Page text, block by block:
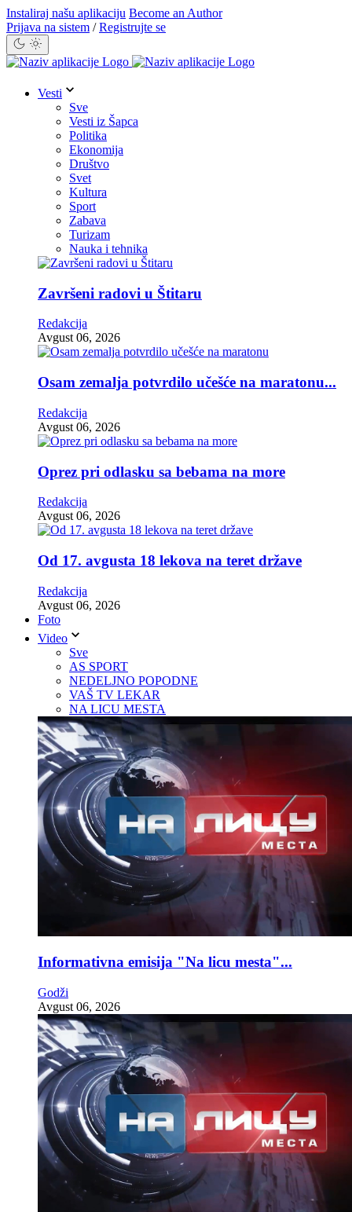
Instaliraj našu aplikaciju Become an Author
Prijava na sistem / Registrujte se
Vesti
Sve
Vesti iz Šapca
Politika
Ekonomija
Društvo
Svet
Kultura
Sport
Zabava
Turizam
Nauka i tehnika
Završeni radovi u Štitaru
Redakcija
Avgust 06, 2026
Osam zemalja potvrdilo učešće na maratonu...
Redakcija
Avgust 06, 2026
Oprez pri odlasku sa bebama na more
Redakcija
Avgust 06, 2026
Od 17. avgusta 18 lekova na teret države
Redakcija
Avgust 06, 2026
Foto
Video
Sve
AS SPORT
NEDELJNO POPODNE
VAŠ TV LEKAR
NA LICU MESTA
Informativna emisija "Na licu mesta"...
Godži
Avgust 06, 2026